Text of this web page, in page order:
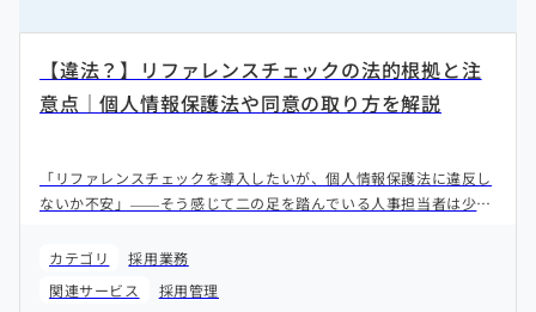
【違法？】リファレンスチェックの法的根拠と注
意点｜個人情報保護法や同意の取り方を解説
「リファレンスチェックを導入したいが、個人情報保護法に違反し
ないか不安」——そう感じて二の足を踏んでいる人事担当者は少な
理し、合法的に実施するための具体的な手順をわかりやすく解説し
カテゴリ
採用業務
関連サービス
採用管理